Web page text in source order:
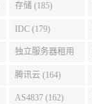
存储 (185)
IDC (179)
独立服务器租用
(175)
腾讯云 (164)
AS4837 (162)